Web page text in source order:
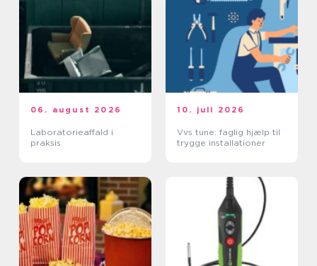
06. august 2026
Laboratorieaffald i
praksis
10. juli 2026
Vvs tune: faglig hjælp til
trygge installationer